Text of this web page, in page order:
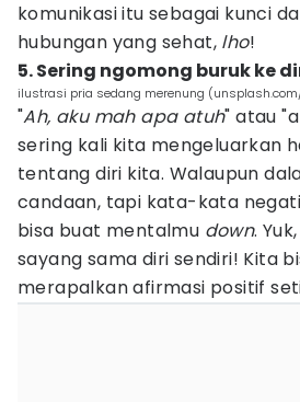
komunikasi itu sebagai kunci
hubungan yang sehat, lho!
5. Sering ngomong buruk ke
ilustrasi pria sedang merenung
"Ah, aku mah apa atuh" atau
sering kali kita mengeluarkan
tentang diri kita. Walaupun
candaan, tapi kata-kata
bisa buat mentalmu down.
sayang sama diri sendiri! Kita
merapalkan afirmasi positif